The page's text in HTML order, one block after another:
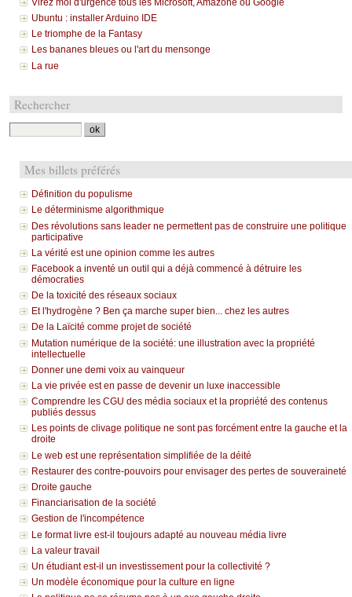
Virez moi d'urgence tous les Microsoft, Amazone ou Google
Ubuntu : installer Arduino IDE
Le triomphe de la Fantasy
Les bananes bleues ou l'art du mensonge
La rue
Rechercher
Mes billets préférés
Définition du populisme
Le déterminisme algorithmique
Des révolutions sans leader ne permettent pas de construire une politique
participative
La vérité est une opinion comme les autres
Facebook a inventé un outil qui a déjà commencé à détruire les
démocraties
De la toxicité des réseaux sociaux
Et l'hydrogène ? Ben ça marche super bien... chez les autres
De la Laïcité comme projet de société
Mutation numérique de la société: une illustration avec la propriété
intellectuelle
Donner une demi voix au vainqueur
La vie privée est en passe de devenir un luxe inaccessible
Comprendre les CGU des média sociaux et la propriété des contenus
publiés dessus
Les points de clivage politique ne sont pas forcément entre la gauche et la
droite
Le web est une représentation simplifiée de la déité
Restaurer des contre-pouvoirs pour envisager des pertes de souveraineté
Droite gauche
Financiarisation de la société
Gestion de l'incompétence
Le format livre est-il toujours adapté au nouveau média livre
La valeur travail
Un étudiant est-il un investissement pour la collectivité ?
Un modèle économique pour la culture en ligne